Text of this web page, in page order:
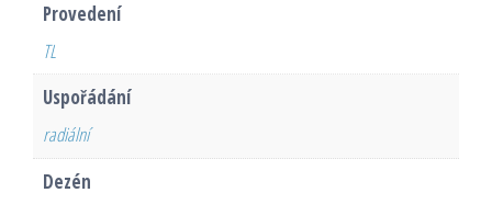
Provedení
TL
Uspořádání
radiální
Dezén